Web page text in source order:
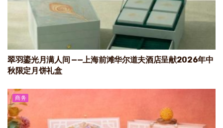
翠羽鎏光月满人间 ——上海前滩华尔道夫酒店呈献2026年中
秋限定月饼礼盒
商务